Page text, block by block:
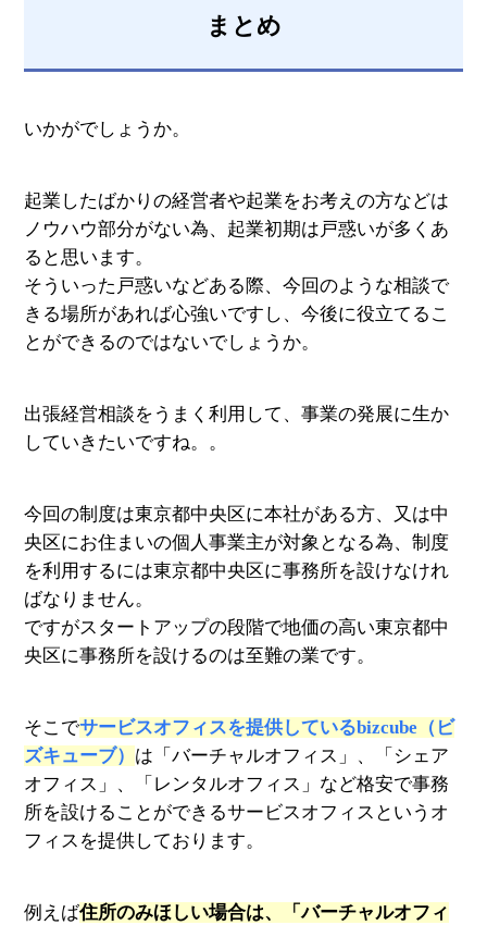
まとめ
いかがでしょうか。
起業したばかりの経営者や起業をお考えの方などは
ノウハウ部分がない為、起業初期は戸惑いが多くあ
ると思います。
そういった戸惑いなどある際、今回のような相談で
きる場所があれば心強いですし、今後に役立てるこ
とができるのではないでしょうか。
出張経営相談をうまく利用して、事業の発展に生か
していきたいですね。。
今回の制度は東京都中央区に本社がある方、又は中
央区にお住まいの個人事業主が対象となる為、制度
を利用するには東京都中央区に事務所を設けなけれ
ばなりません。
ですがスタートアップの段階で地価の高い東京都中
央区に事務所を設けるのは至難の業です。
そこでサービスオフィスを提供しているbizcube（ビ
ズキューブ） は「バーチャルオフィス」、「シェア
オフィス」、「レンタルオフィス」など格安で事務
所を設けることができるサービスオフィスというオ
フィスを提供しております。
例えば住所のみほしい場合は、「バーチャルオフィ